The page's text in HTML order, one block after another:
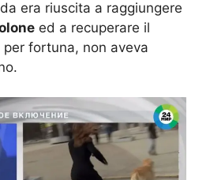
era riuscita a raggiungere
ed a recuperare il
fortuna, non aveva